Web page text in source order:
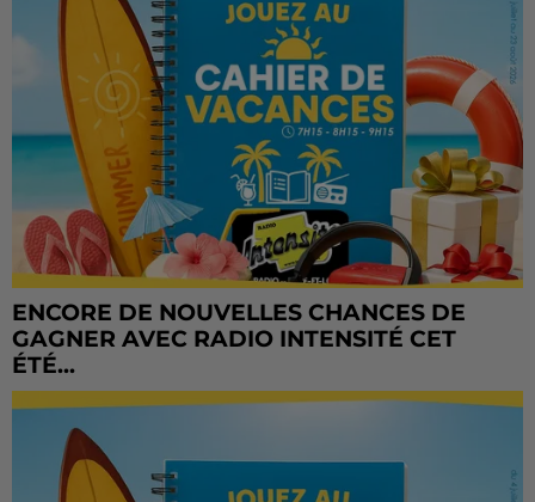
ENCORE DE NOUVELLES CHANCES DE
GAGNER AVEC RADIO INTENSITÉ CET
ÉTÉ...